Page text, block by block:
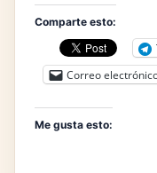
Comparte esto:
Correo
Me gusta esto: